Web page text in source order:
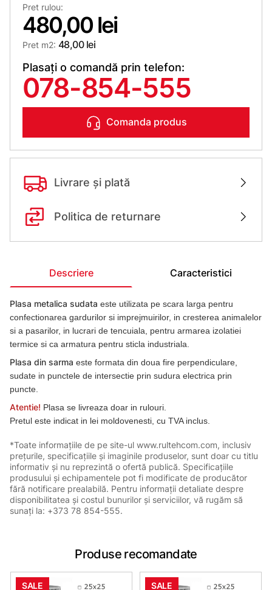
Pret rulou:
480,00 lei
Pret m2: 48,00 lei
Plasați o comandă prin telefon:
078-854-555
Comanda produs
Livrare și plată
Politica de returnare
Descriere Caracteristici
Plasa metalica sudata este utilizata pe scara larga pentru
confectionarea gardurilor si imprejmuirilor, in cresterea animalelor
si a pasarilor, in lucrari de tencuiala, pentru armarea izolatiei
termice si ca armatura pentru sticla industriala.
Plasa din sarma este formata din doua fire perpendiculare,
sudate in punctele de intersectie prin sudura electrica prin
puncte.
Atentie! Plasa se livreaza doar in rulouri.
Pretul este indicat in lei moldovenesti, cu TVA inclus.
*Toate informațiile de pe site-ul www.rultehcom.com, inclusiv
prețurile, specificațiile și imaginile produselor, sunt doar cu titlu
informativ și nu reprezintă o ofertă publică. Specificațiile
produsului și echipamentele pot fi modificate de producător
fără notificare prealabilă. Pentru informații detaliate despre
disponibilitatea și costul bunurilor și serviciilor, vă rugăm să
sunați la: +373 78 854-555.
Produse recomandate
SALE SALE